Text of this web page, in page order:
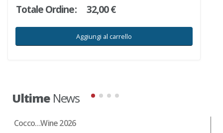
Totale Ordine: 32,00 €
Aggiungi al carrello
UltimeNews
Cocco…Wine 2026